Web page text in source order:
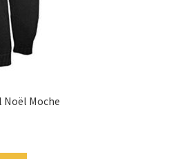
Noël Moche